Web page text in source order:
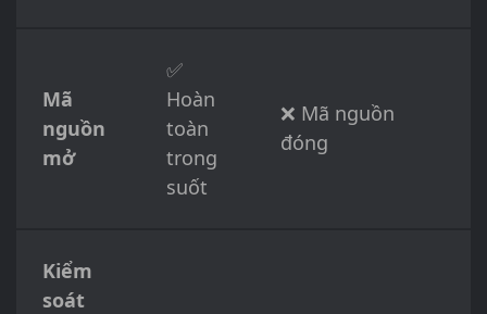
Mã
nguồn
mở
✅
Hoàn
toàn
trong
suốt
❌ Mã nguồn
đóng
Kiểm
soát